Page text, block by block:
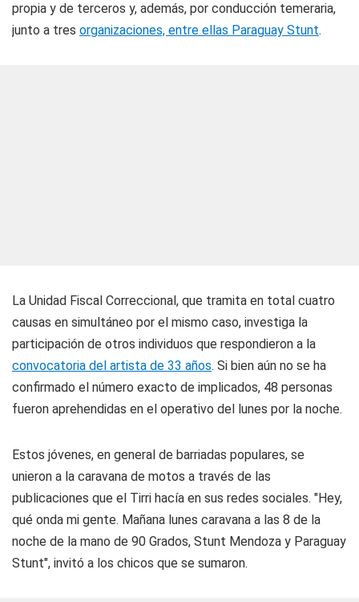
propia y de terceros y, además, por conducción temeraria,
junto a tres organizaciones, entre ellas Paraguay Stunt.
La Unidad Fiscal Correccional, que tramita en total cuatro
causas en simultáneo por el mismo caso, investiga la
participación de otros individuos que respondieron a la
convocatoria del artista de 33 años. Si bien aún no se ha
confirmado el número exacto de implicados, 48 personas
fueron aprehendidas en el operativo del lunes por la noche.
Estos jóvenes, en general de barriadas populares, se
unieron a la caravana de motos a través de las
publicaciones que el Tirri hacía en sus redes sociales. "Hey,
qué onda mi gente. Mañana lunes caravana a las 8 de la
noche de la mano de 90 Grados, Stunt Mendoza y Paraguay
Stunt", invitó a los chicos que se sumaron.